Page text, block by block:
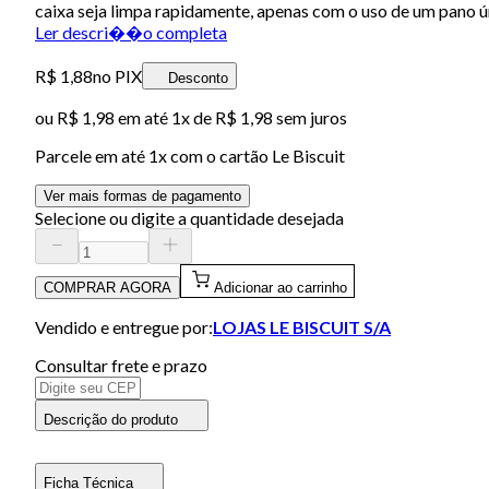
caixa seja limpa rapidamente, apenas com o uso de um pano
Ler descri��o completa
R$ 1,88no PIX Desconto
ou R$ 1,98 em até 1x de R$ 1,98 sem juros
Parcele em até 1x com o cartão Le Biscuit
Ver mais formas de pagamento
Selecione ou digite a quantidade desejada
COMPRAR AGORA Adicionar ao carrinho
Vendido e entregue por:LOJAS LE BISCUIT S/A
Consultar frete e prazo
Descrição do produto
Ficha Técnica